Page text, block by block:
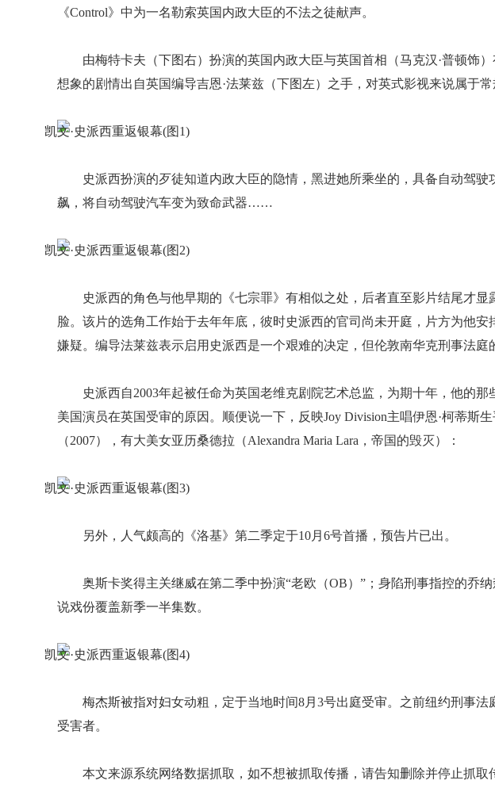
《Control》中为一名勒索英国内政大臣的不法之徒献声。
由梅特卡夫（下图右）扮演的英国内政大臣与英国首相（马克汉·普顿
想象的剧情出自英国编导吉恩·法莱兹（下图左）之手，对英式影视来说属于常
史派西扮演的歹徒知道内政大臣的隐情，黑进她所乘坐的，具备自动驾驶
飙，将自动驾驶汽车变为致命武器……
史派西的角色与他早期的《七宗罪》有相似之处，后者直至影片结尾才显
脸。该片的选角工作始于去年年底，彼时史派西的官司尚未开庭，片方为他
嫌疑。编导法莱兹表示启用史派西是一个艰难的决定，但伦敦南华克刑事法庭
史派西自2003年起被任命为英国老维克剧院艺术总监，为期十年，他的
美国演员在英国受审的原因。顺便说一下，反映Joy Division主唱伊恩·柯蒂斯生
（2007），有大美女亚历桑德拉（Alexandra Maria Lara，帝国的毁灭）：
另外，人气颇高的《洛基》第二季定于10月6号首播，预告片已出。
奥斯卡奖得主关继威在第二季中扮演“老欧（OB）”；身陷刑事指控的乔
说戏份覆盖新季一半集数。
梅杰斯被指对妇女动粗，定于当地时间8月3号出庭受审。之前纽约刑事
受害者。
本文来源系统网络数据抓取，如不想被抓取传播，请告知删除并停止抓取